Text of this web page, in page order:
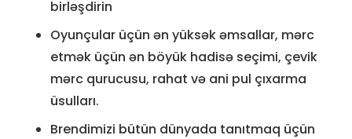
birləşdirin
Oyunçular üçün ən yüksək əmsallar, mərc
etmək üçün ən böyük hadisə seçimi, çevik
mərc qurucusu, rahat və ani pul çıxarma
üsulları.
Brendimizi bütün dünyada tanıtmaq üçün